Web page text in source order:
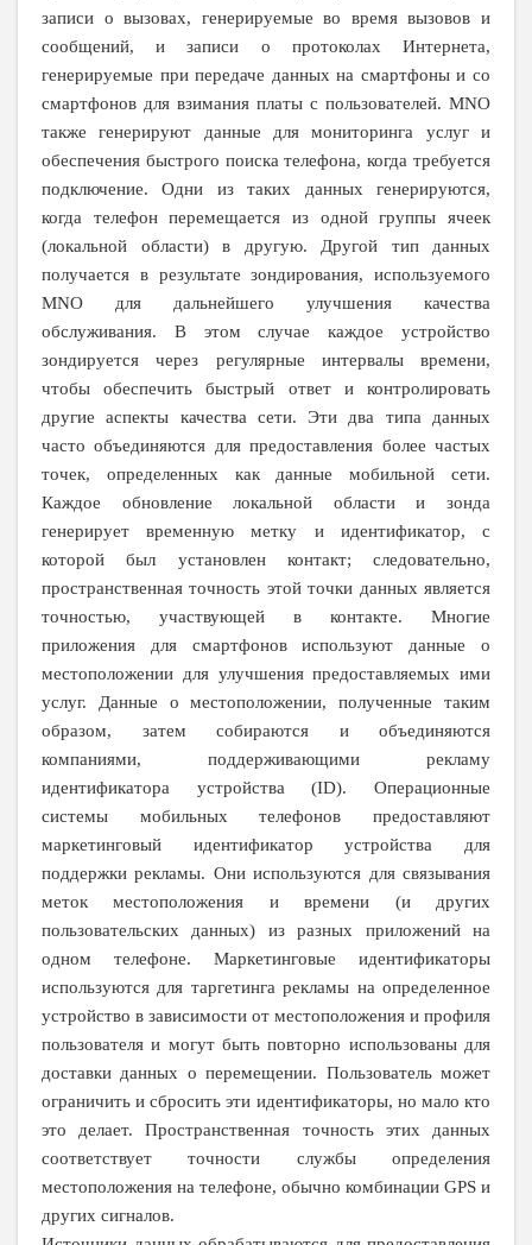
записи о вызовах, генерируемые во время вызовов и
сообщений, и записи о протоколах Интернета,
генерируемые при передаче данных на смартфоны и со
смартфонов для взимания платы с пользователей. MNO
также генерируют данные для мониторинга услуг и
обеспечения быстрого поиска телефона, когда требуется
подключение. Одни из таких данных генерируются,
когда телефон перемещается из одной группы ячеек
(локальной области) в другую. Другой тип данных
получается в результате зондирования, используемого
MNO для дальнейшего улучшения качества
обслуживания. В этом случае каждое устройство
зондируется через регулярные интервалы времени,
чтобы обеспечить быстрый ответ и контролировать
другие аспекты качества сети. Эти два типа данных
часто объединяются для предоставления более частых
точек, определенных как данные мобильной сети.
Каждое обновление локальной области и зонда
генерирует временную метку и идентификатор, с
которой был установлен контакт; следовательно,
пространственная точность этой точки данных является
точностью, участвующей в контакте. Многие
приложения для смартфонов используют данные о
местоположении для улучшения предоставляемых ими
услуг. Данные о местоположении, полученные таким
образом, затем собираются и объединяются
компаниями, поддерживающими рекламу
идентификатора устройства (ID). Операционные
системы мобильных телефонов предоставляют
маркетинговый идентификатор устройства для
поддержки рекламы. Они используются для связывания
меток местоположения и времени (и других
пользовательских данных) из разных приложений на
одном телефоне. Маркетинговые идентификаторы
используются для таргетинга рекламы на определенное
устройство в зависимости от местоположения и профиля
пользователя и могут быть повторно использованы для
доставки данных о перемещении. Пользователь может
ограничить и сбросить эти идентификаторы, но мало кто
это делает. Пространственная точность этих данных
соответствует точности службы определения
местоположения на телефоне, обычно комбинации GPS и
других сигналов.